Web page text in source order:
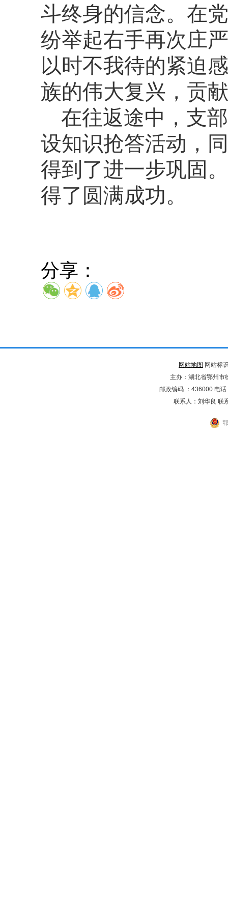
斗终身的信念。在
纷举起右手再次庄
以时不我待的紧迫
族的伟大复兴，贡
在往返途中，支
设知识抢答活动，
得到了进一步巩固
得了圆满成功。
分享：
网站地图 网站标
主办：湖北省鄂州
邮政编码 ：436000 电
联系人：刘华良 联